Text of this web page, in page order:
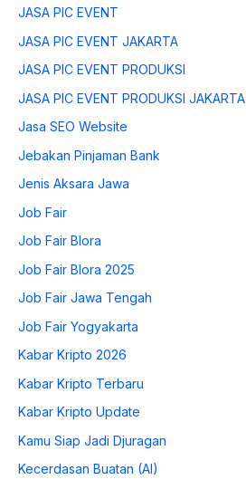
JASA PIC EVENT
JASA PIC EVENT JAKARTA
JASA PIC EVENT PRODUKSI
JASA PIC EVENT PRODUKSI JAKARTA
Jasa SEO Website
Jebakan Pinjaman Bank
Jenis Aksara Jawa
Job Fair
Job Fair Blora
Job Fair Blora 2025
Job Fair Jawa Tengah
Job Fair Yogyakarta
Kabar Kripto 2026
Kabar Kripto Terbaru
Kabar Kripto Update
Kamu Siap Jadi Djuragan
Kecerdasan Buatan (AI)